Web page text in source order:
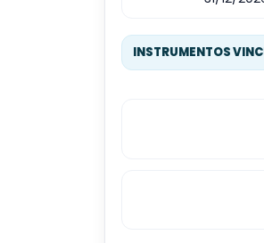
INSTRUMENTOS